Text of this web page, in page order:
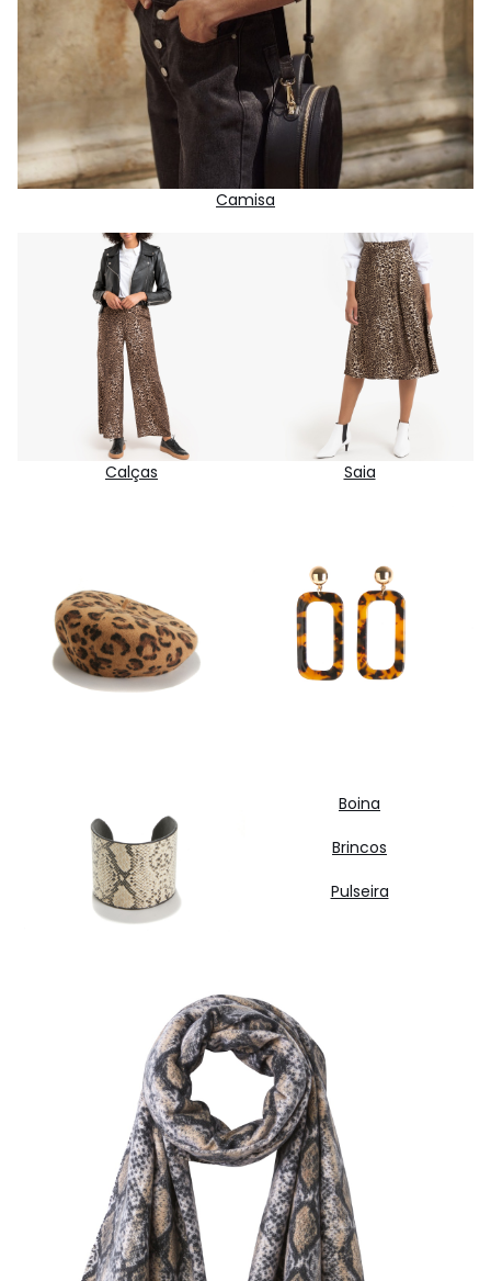
Camisa
Calças Saia
Boina
Brincos
Pulseira